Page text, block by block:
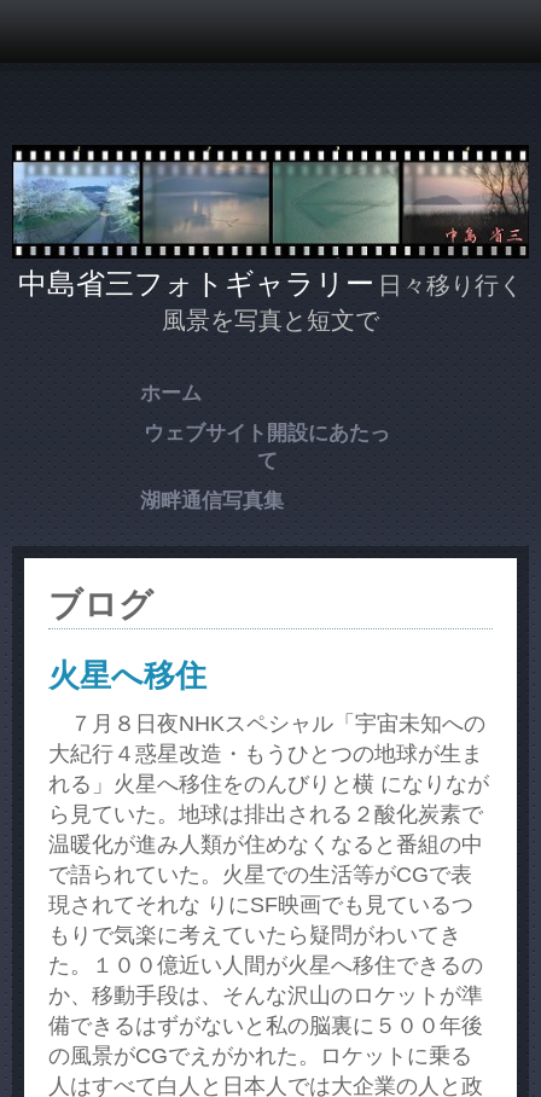
中島省三フォトギャラリー 日々移り行く
風景を写真と短文で
ホーム
ウェブサイト開設にあたっ
て
湖畔通信写真集
ブログ
火星へ移住
７月８日夜NHKスペシャル「宇宙未知への
大紀行４惑星改造・もうひとつの地球が生ま
れる」火星へ移住をのんびりと横 になりなが
ら見ていた。地球は排出される２酸化炭素で
温暖化が進み人類が住めなくなると番組の中
で語られていた。火星での生活等がCGで表
現されてそれな りにSF映画でも見ているつ
もりで気楽に考えていたら疑問がわいてき
た。１００億近い人間が火星へ移住できるの
か、移動手段は、そんな沢山のロケットが準
備できるはずがないと私の脳裏に５００年後
の風景がCGでえがかれた。ロケットに乗る
人はすべて白人と日本人では大企業の人と政